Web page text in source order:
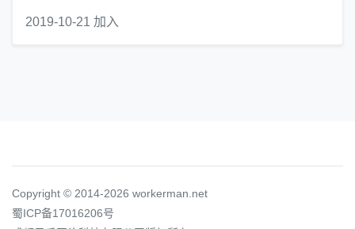
2019-10-21 加入
Copyright © 2014-2026 workerman.net
蜀ICP备17016206号